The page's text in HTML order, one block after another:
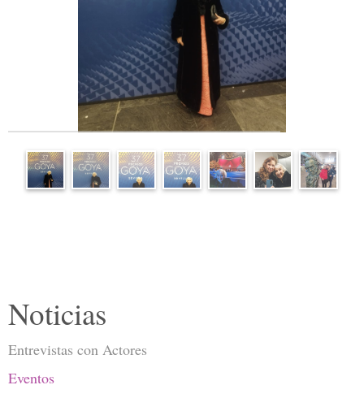
Noticias
Entrevistas con Actores
Eventos